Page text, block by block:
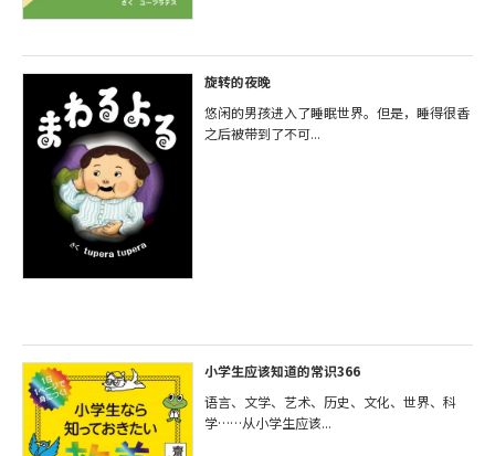
旋转的夜晚
悠闲的男孩进入了睡眠世界。但是，睡得很香
之后被带到了不可...
小学生应该知道的常识366
语言、文学、艺术、历史、文化、世界、科
学……从小学生应该...